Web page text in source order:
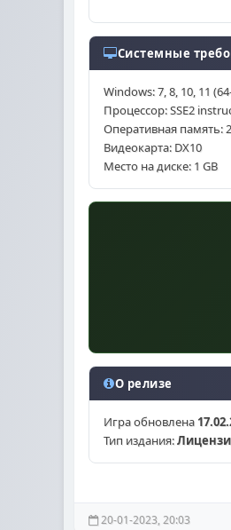
Системные
Windows: 7, 8, 10, 11
Процессор: SSE2
Оперативная память:
Видеокарта: DX10
Место на диске: 1 GB
О релизе
Игра обновлена
Тип издания:
20-01-2023, 20:03